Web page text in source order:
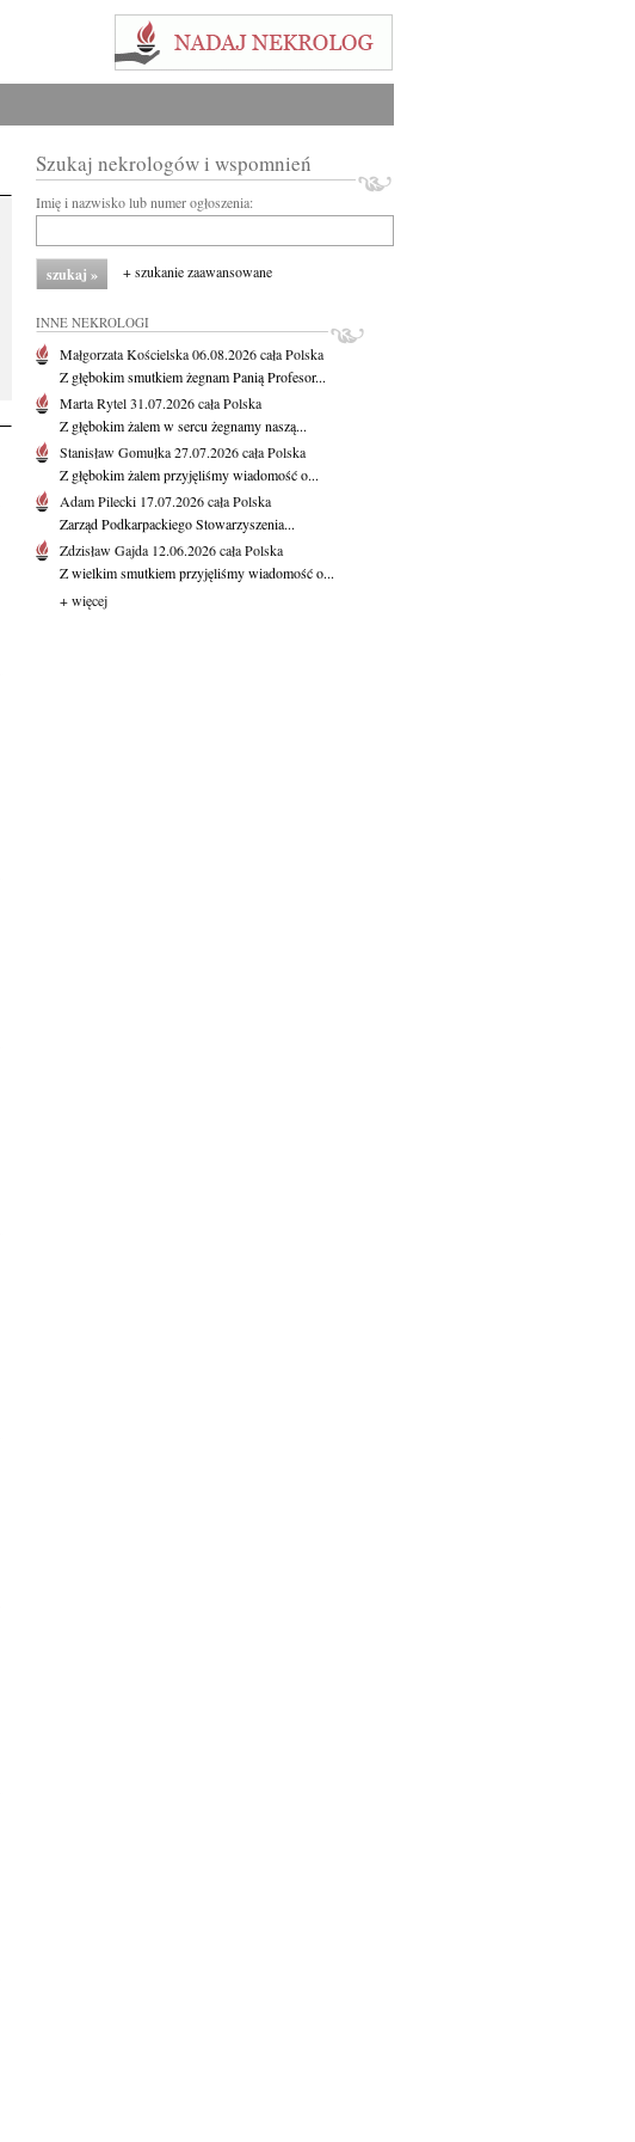
Szukaj nekrologów i wspomnień
Imię i nazwisko lub numer ogłoszenia:
+ szukanie zaawansowane
INNE NEKROLOGI
Małgorzata Kościelska06.08.2026cała Polska
Z głębokim smutkiem żegnam Panią Profesor...
Marta Rytel31.07.2026cała Polska
Z głębokim żalem w sercu żegnamy naszą...
Stanisław Gomułka27.07.2026cała Polska
Z głębokim żalem przyjęliśmy wiadomość o...
Adam Pilecki 17.07.2026cała Polska
Zarząd Podkarpackiego Stowarzyszenia...
Zdzisław Gajda 12.06.2026cała Polska
Z wielkim smutkiem przyjęliśmy wiadomość o...
+ więcej